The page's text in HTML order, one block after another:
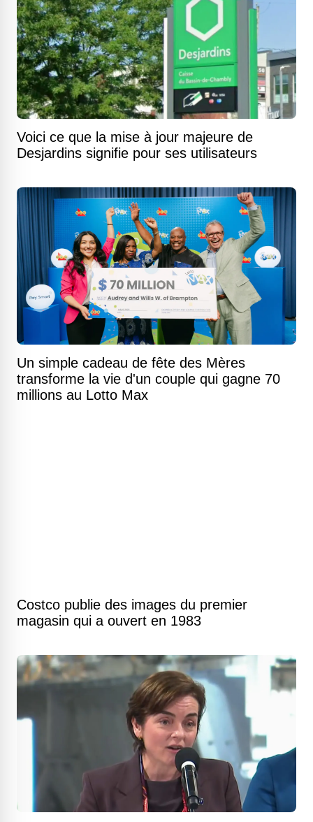
Voici ce que la mise à jour majeure de
Desjardins signifie pour ses utilisateurs
Un simple cadeau de fête des Mères
transforme la vie d'un couple qui gagne 70
millions au Lotto Max
Costco publie des images du premier
magasin qui a ouvert en 1983